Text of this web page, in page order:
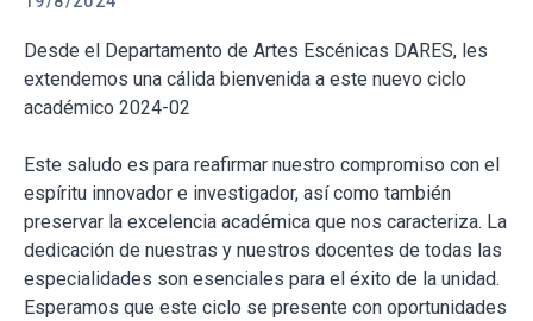
Desde el Departamento de Artes Escénicas DARES, les
extendemos una cálida bienvenida a este nuevo ciclo
académico 2024-02
Este saludo es para reafirmar nuestro compromiso con el
espíritu innovador e investigador, así como también
preservar la excelencia académica que nos caracteriza. La
dedicación de nuestras y nuestros docentes de todas las
especialidades son esenciales para el éxito de la unidad.
Esperamos que este ciclo se presente con oportunidades